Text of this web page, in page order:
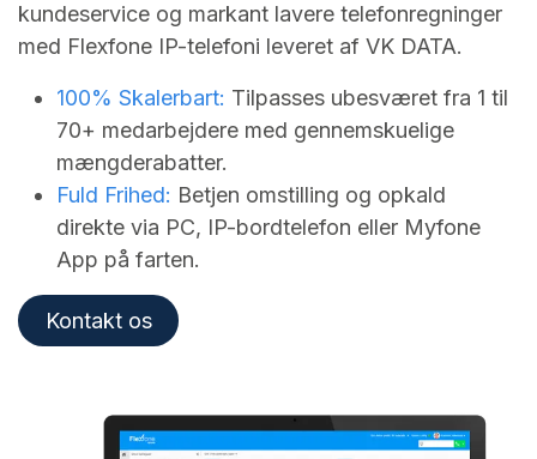
kundeservice og markant lavere telefonregninger
med Flexfone IP-telefoni leveret af VK DATA.
100% Skalerbart: Tilpasses ubesværet fra 1 til
70+ medarbejdere med gennemskuelige
mængderabatter.
Fuld Frihed: Betjen omstilling og opkald
direkte via PC, IP-bordtelefon eller Myfone
App på farten.
Kontakt os​